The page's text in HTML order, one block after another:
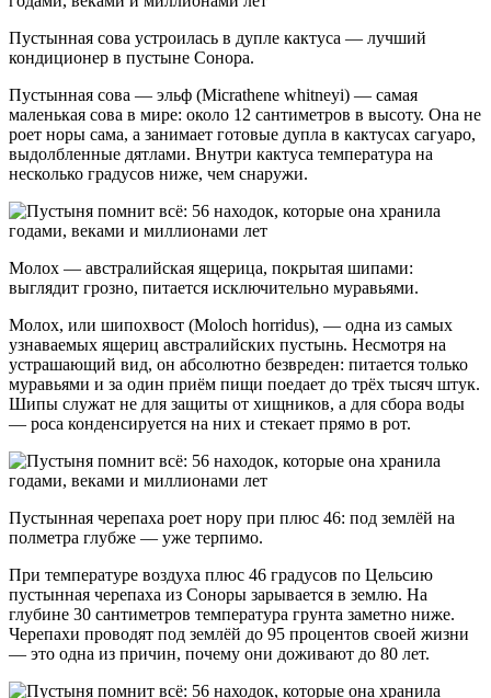
Пустынная сова устроилась в дупле кактуса — лучший
кондиционер в пустыне Сонора.
Пустынная сова — эльф (Micrathene whitneyi) — самая
маленькая сова в мире: около 12 сантиметров в высоту. Она не
роет норы сама, а занимает готовые дупла в кактусах сагуаро,
выдолбленные дятлами. Внутри кактуса температура на
несколько градусов ниже, чем снаружи.
Молох — австралийская ящерица, покрытая шипами:
выглядит грозно, питается исключительно муравьями.
Молох, или шипохвост (Moloch horridus), — одна из самых
узнаваемых ящериц австралийских пустынь. Несмотря на
устрашающий вид, он абсолютно безвреден: питается только
муравьями и за один приём пищи поедает до трёх тысяч штук.
Шипы служат не для защиты от хищников, а для сбора воды
— роса конденсируется на них и стекает прямо в рот.
Пустынная черепаха роет нору при плюс 46: под землёй на
полметра глубже — уже терпимо.
При температуре воздуха плюс 46 градусов по Цельсию
пустынная черепаха из Соноры зарывается в землю. На
глубине 30 сантиметров температура грунта заметно ниже.
Черепахи проводят под землёй до 95 процентов своей жизни
— это одна из причин, почему они доживают до 80 лет.